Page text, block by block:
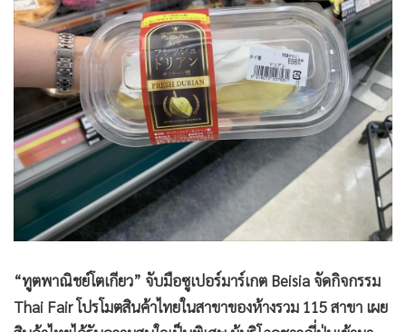
• Infographic
• การเมือง
• ท่องเที่ยว
กีฬา
• ต่างประเทศ
• Special Scoop
• เศรษฐกิจ-ธุรกิจ
จีน
• ชุมชน-คุณภาพชีวิต
• อาชญากรรม
• Motoring
“ทูตพาณิชย์โตเกียว” จับมือซูเปอร์มาร์เกต Beisia จัดกิจกรรม
Thai Fair โปรโมตสินค้าไทยในสาขาของห้างรวม 115 สาขา เผย